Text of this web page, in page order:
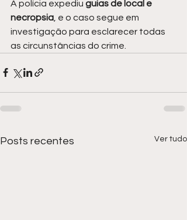
A polícia expediu guias de local e
necropsia , e o caso segue em
investigação para esclarecer todas
as circunstâncias do crime.
Posts recentes Ver tudo